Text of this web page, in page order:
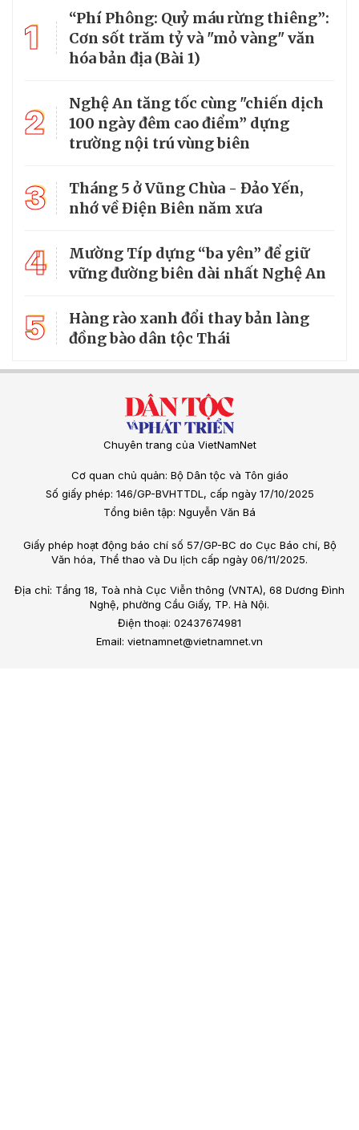
1
“Phí Phông: Quỷ máu rừng thiêng”:
Cơn sốt trăm tỷ và "mỏ vàng" văn
hóa bản địa (Bài 1)
2
Nghệ An tăng tốc cùng "chiến dịch
100 ngày đêm cao điểm” dựng
trường nội trú vùng biên
3
Tháng 5 ở Vũng Chùa - Đảo Yến,
nhớ về Điện Biên năm xưa
4
Mường Típ dựng “ba yên” để giữ
vững đường biên dài nhất Nghệ An
5
Hàng rào xanh đổi thay bản làng
đồng bào dân tộc Thái
Chuyên trang của VietNamNet
Cơ quan chủ quản: Bộ Dân tộc và Tôn giáo
Số giấy phép: 146/GP-BVHTTDL, cấp ngày 17/10/2025
Tổng biên tập: Nguyễn Văn Bá
Giấy phép hoạt động báo chí số 57/GP-BC do Cục Báo chí, Bộ
Văn hóa, Thể thao và Du lịch cấp ngày 06/11/2025.
Địa chỉ: Tầng 18, Toà nhà Cục Viễn thông (VNTA), 68 Dương Đình
Nghệ, phường Cầu Giấy, TP. Hà Nội.
Điện thoại: 02437674981
Email: vietnamnet@vietnamnet.vn